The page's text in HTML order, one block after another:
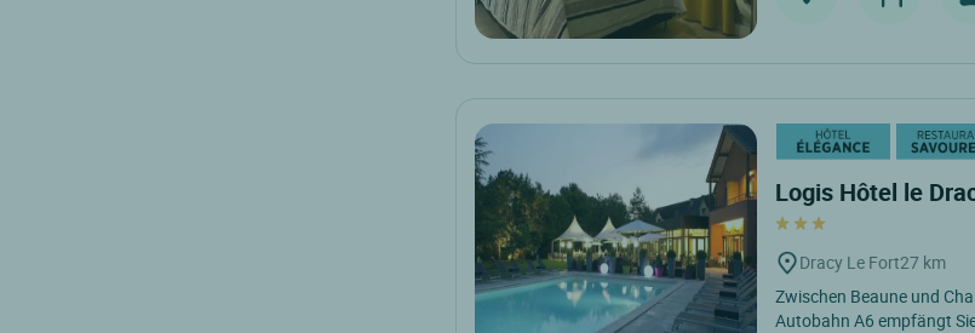
Logis Hôtel le
Dracy Le Fort27 km
Zwischen Beaune und
Autobahn A6 empfängt